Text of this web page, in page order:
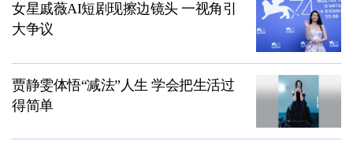
女星戚薇AI短剧现擦边镜头 一视角引
大争议
贾静雯体悟“减法”人生 学会把生活过
得简单